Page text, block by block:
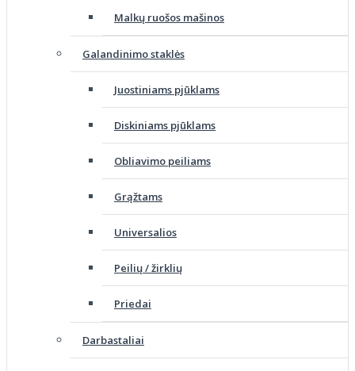
Malkų ruošos mašinos
Galandinimo staklės
Juostiniams pjūklams
Diskiniams pjūklams
Obliavimo peiliams
Grąžtams
Universalios
Peilių / žirklių
Priedai
Darbastaliai